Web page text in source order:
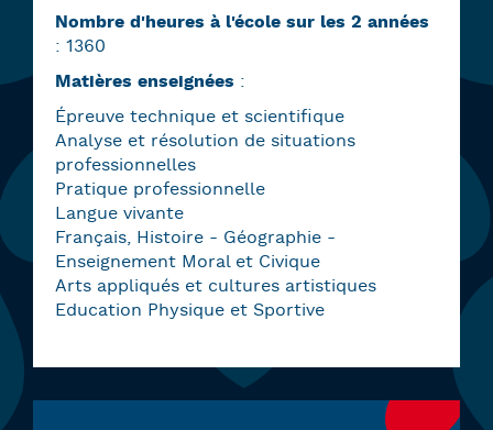
Nombre d'heures à l'école sur les 2 années
: 1360
Matières enseignées :
Épreuve technique et scientifique
Analyse et résolution de situations
professionnelles
Pratique professionnelle
Langue vivante
Français, Histoire - Géographie -
Enseignement Moral et Civique
Arts appliqués et cultures artistiques
Education Physique et Sportive